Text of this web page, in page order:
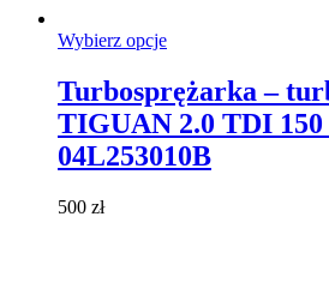
Wybierz opcjeTen
wiele
wariantów.
Opcje
można
Turbosprężarka –
TIGUAN 2.0 TDI
04L253010B
500 zł